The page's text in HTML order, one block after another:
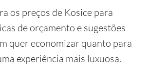
os preços de Kosice para
de orçamento e sugestões
quer economizar quanto para
experiência mais luxuosa.